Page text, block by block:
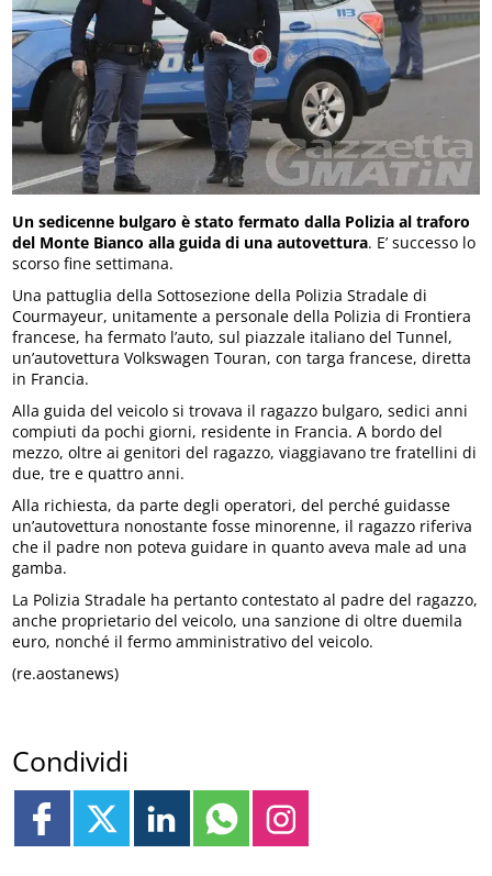
Un sedicenne bulgaro è stato fermato dalla Polizia al traforo
del Monte Bianco alla guida di una autovettura. E’ successo lo
scorso fine settimana.
Una pattuglia della Sottosezione della Polizia Stradale di
Courmayeur, unitamente a personale della Polizia di Frontiera
francese, ha fermato l’auto, sul piazzale italiano del Tunnel,
un’autovettura Volkswagen Touran, con targa francese, diretta
in Francia.
Alla guida del veicolo si trovava il ragazzo bulgaro, sedici anni
compiuti da pochi giorni, residente in Francia. A bordo del
mezzo, oltre ai genitori del ragazzo, viaggiavano tre fratellini di
due, tre e quattro anni.
Alla richiesta, da parte degli operatori, del perché guidasse
un’autovettura nonostante fosse minorenne, il ragazzo riferiva
che il padre non poteva guidare in quanto aveva male ad una
gamba.
La Polizia Stradale ha pertanto contestato al padre del ragazzo,
anche proprietario del veicolo, una sanzione di oltre duemila
euro, nonché il fermo amministrativo del veicolo.
(re.aostanews)
Condividi